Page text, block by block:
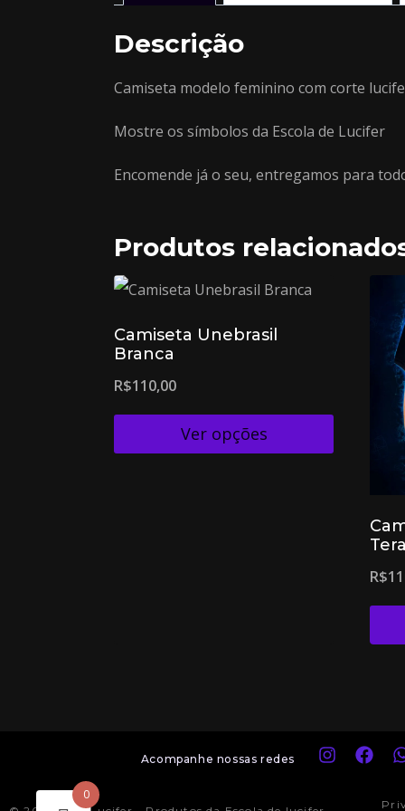
Descrição
Camiseta modelo feminino com corte
Mostre os símbolos da Escola de Lucifer
Encomende já o seu, entregamos para
Produtos
Camiseta Unebrasil
Branca
R$110,00
Ver opções
R$
Acompanhe nossas redes
0